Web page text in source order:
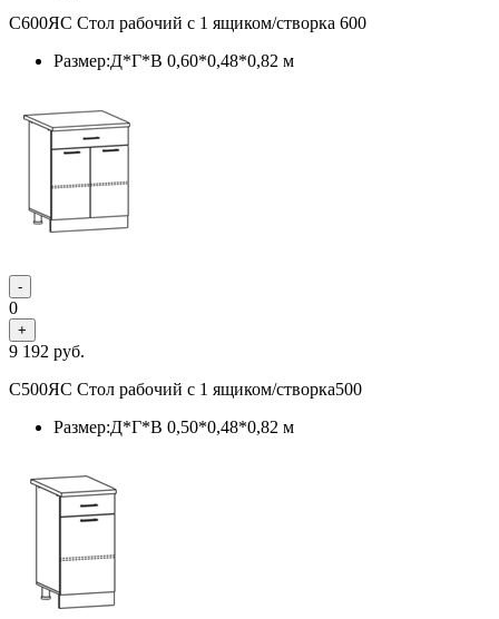
С600ЯС Стол рабочий с 1 ящиком/створка 600
Размер:Д*Г*В 0,60*0,48*0,82 м
-
0
+
9 192 руб.
С500ЯС Стол рабочий с 1 ящиком/створка500
Размер:Д*Г*В 0,50*0,48*0,82 м